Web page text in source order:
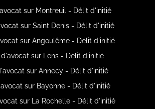
sur Montreuil - Délit d'initié
sur Saint Denis - Délit d'initié
sur Angoulême - Délit d'initié
d'avocat sur Lens - Délit d'initié
sur Annecy - Délit d'initié
sur Bayonne - Délit d'initié
sur La Rochelle - Délit d'initié